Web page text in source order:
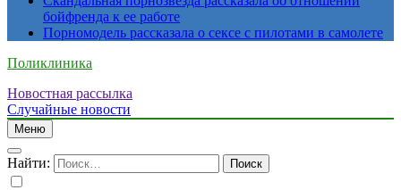
бойфренда к ее работе
Порномодель рассказала о сексе с пилотами в самолете
Поликлиника
Новостная рассылка
Случайные новости
Меню
Найти: